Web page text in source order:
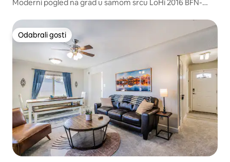
Moderni pogled na grad u samom srcu LoHi 2016 BFN-
Odabrali gosti
Odabrali gosti